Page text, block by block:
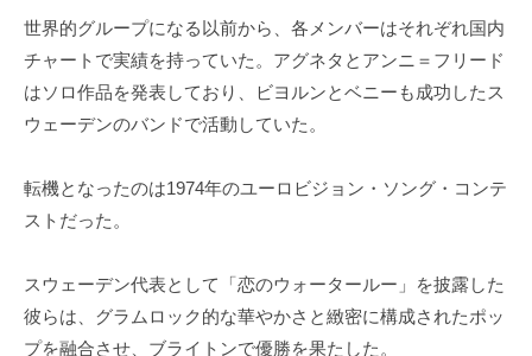
世界的グループになる以前から、各メンバーはそれぞれ国内
チャートで実績を持っていた。アグネタとアンニ＝フリード
はソロ作品を発表しており、ビヨルンとベニーも成功したス
ウェーデンのバンドで活動していた。
転機となったのは1974年のユーロビジョン・ソング・コンテ
ストだった。
スウェーデン代表として「恋のウォータールー」を披露した
彼らは、グラムロック的な華やかさと緻密に構成されたポッ
プを融合させ、ブライトンで優勝を果たした。